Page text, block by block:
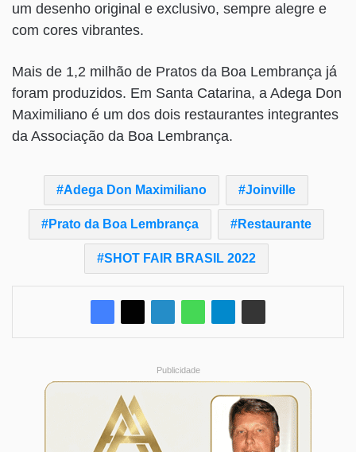
um desenho original e exclusivo, sempre alegre e
com cores vibrantes.
Mais de 1,2 milhão de Pratos da Boa Lembrança já
foram produzidos. Em Santa Catarina, a Adega Don
Maximiliano é um dos dois restaurantes integrantes
da Associação da Boa Lembrança.
Adega Don Maximiliano Joinville
Prato da Boa Lembrança Restaurante
SHOT FAIR BRASIL 2022
Publicidade